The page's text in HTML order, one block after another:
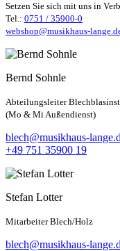
Setzen Sie sich mit uns in
Tel.: 0751 / 35900-0
webshop@musikhaus-
Bernd Sohnle
Abteilungsleiter
(Mo & Mi Außendienst)
blech@musikhaus-
+49 751 35900 19
Stefan Lotter
Mitarbeiter Blech/Holz
blech@musikhaus-